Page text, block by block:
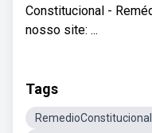
Constitucional -
nosso site: ...
Tags
RemedioConstitucional